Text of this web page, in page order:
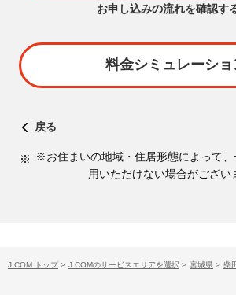
お申し込みの流れを確認す
料金シミュレーショ
戻る
※お住まいの地域・住居形態によって、
用いただけない場合がござい
J:COM トップ > J:COMのサービスエリアを選択 > 宮城県 > 柴